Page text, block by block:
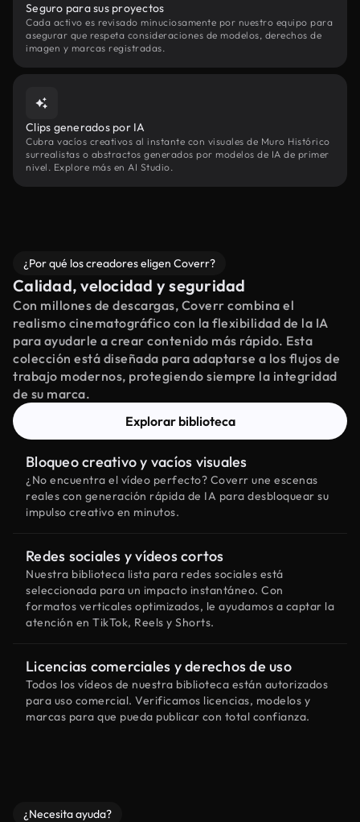
Seguro para sus proyectos
Cada activo es revisado minuciosamente por nuestro equipo para
asegurar que respeta consideraciones de modelos, derechos de
imagen y marcas registradas.
Clips generados por IA
Cubra vacíos creativos al instante con visuales de Muro Histórico
surrealistas o abstractos generados por modelos de IA de primer
nivel. Explore más en AI Studio.
¿Por qué los creadores eligen Coverr?
Calidad, velocidad y seguridad
Con millones de descargas, Coverr combina el
realismo cinematográfico con la flexibilidad de la IA
para ayudarle a crear contenido más rápido. Esta
colección está diseñada para adaptarse a los flujos de
trabajo modernos, protegiendo siempre la integridad
de su marca.
Explorar biblioteca
Bloqueo creativo y vacíos visuales
¿No encuentra el vídeo perfecto? Coverr une escenas
reales con generación rápida de IA para desbloquear su
impulso creativo en minutos.
Redes sociales y vídeos cortos
Nuestra biblioteca lista para redes sociales está
seleccionada para un impacto instantáneo. Con
formatos verticales optimizados, le ayudamos a captar la
atención en TikTok, Reels y Shorts.
Licencias comerciales y derechos de uso
Todos los vídeos de nuestra biblioteca están autorizados
para uso comercial. Verificamos licencias, modelos y
marcas para que pueda publicar con total confianza.
¿Necesita ayuda?